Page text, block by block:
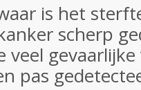
is het
scherp
veel
pas